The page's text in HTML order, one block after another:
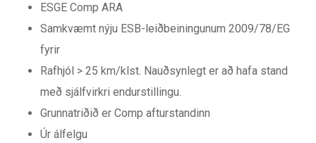
ESGE Comp ARA
Samkvæmt nýju ESB-leiðbeiningunum 2009/78/EG
fyrir
Rafhjól > 25 km/klst. Nauðsynlegt er að hafa stand
með sjálfvirkri endurstillingu.
Grunnatriðið er Comp afturstandinn
Úr álfelgu